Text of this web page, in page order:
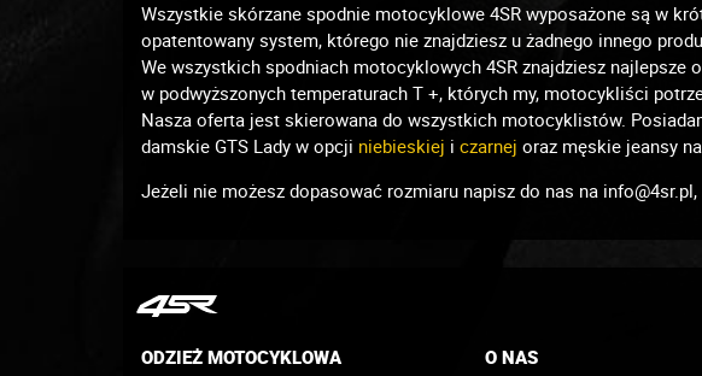
Wszystkie skórzane spodnie motocyklowe 4SR wyposażone są w
opatentowany system, którego nie znajdziesz u żadnego innego
We wszystkich spodniach motocyklowych 4SR znajdziesz najlepsze
w podwyższonych temperaturach T +, których my, motocykliści
Nasza oferta jest skierowana do wszystkich motocyklistów.
damskie GTS Lady w opcji niebieskiej i czarnej oraz męskie jeansy
Jeżeli nie możesz dopasować rozmiaru napisz do nas na
ODZIEŻ MOTOCYKLOWA
O NAS